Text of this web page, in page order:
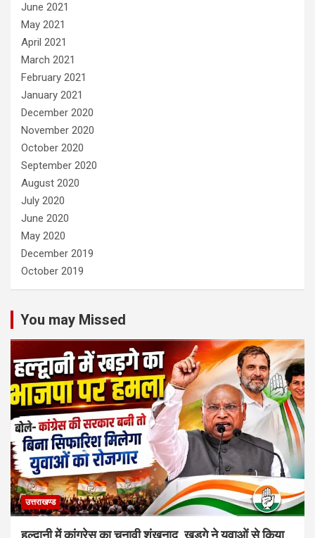
June 2021
May 2021
April 2021
March 2021
February 2021
January 2021
December 2020
November 2020
October 2020
September 2020
August 2020
July 2020
June 2020
May 2020
December 2019
October 2019
You may Missed
उत्तराखण्ड
हल्द्वानी में कांग्रेस का चुनावी शंखनाद, खड़गे ने युवाओं से किया